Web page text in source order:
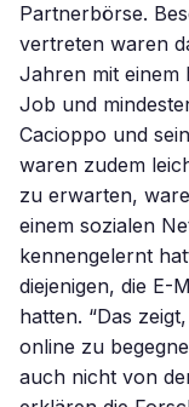
Partnerbörse.
vertreten waren
Jahren mit einem
Job und
Cacioppo und
waren zudem
zu erwarten,
einem sozialen
kennengelernt
diejenigen, die E-
hatten. “Das
online zu
auch nicht von